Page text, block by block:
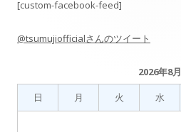
送
り
ン
[custom-facebook-feed]
@tsumujiofficialさんのツイート
2026年8月
日
月 火 水